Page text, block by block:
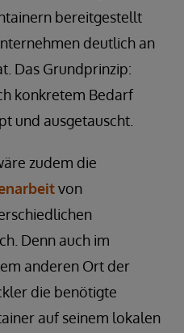
bereitgestellt
deutlich an
Das Grundprinzip:
konkretem Bedarf
und ausgetauscht.
zudem die
von
Denn auch im
anderen Ort der
die benötigte
auf seinem lokalen